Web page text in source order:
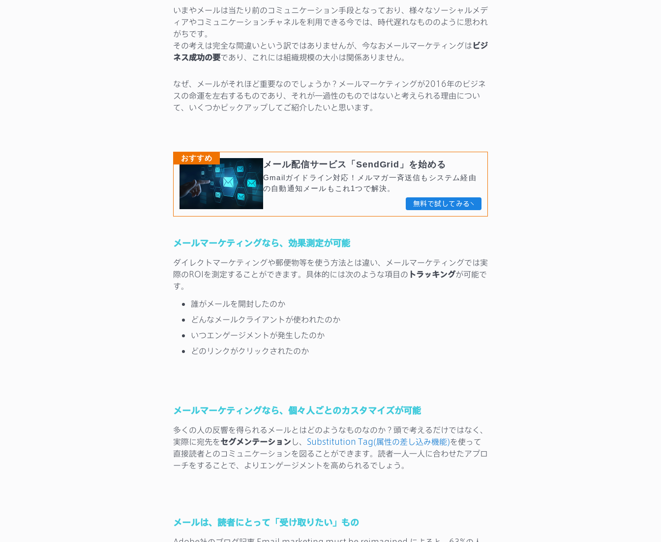
いまやメールは当たり前のコミュニケーション手段となっており、様々なソーシャルメデ
ィアやコミュニケーションチャネルを利用できる今では、時代遅れなもののように思われ
がちです。
その考えは完全な間違いという訳ではありませんが、今なおメールマーケティングはビジ
ネス成功の要であり、これには組織規模の大小は関係ありません。
なぜ、メールがそれほど重要なのでしょうか？メールマーケティングが2016年のビジネ
スの命運を左右するものであり、それが一過性のものではないと考えられる理由につい
て、いくつかピックアップしてご紹介したいと思います。
おすすめ
メール配信サービス「SendGrid」を始める
Gmailガイドライン対応！メルマガ一斉送信もシステム経由
の自動通知メールもこれ1つで解決。
無料で試してみる
メールマーケティングなら、効果測定が可能
ダイレクトマーケティングや郵便物等を使う方法とは違い、メールマーケティングでは実
際のROIを測定することができます。具体的には次のような項目の トラッキングが可能で
す。
誰がメールを開封したのか
どんなメールクライアントが使われたのか
いつエンゲージメントが発生したのか
どのリンクがクリックされたのか
メールマーケティングなら、個々人ごとのカスタマイズが可能
多くの人の反響を得られるメールとはどのようなものなのか？頭で考えるだけではなく、
実際に宛先をセグメンテーションし、 Substitution Tag(属性の差し込み機能)を使って
直接読者とのコミュニケーションを図ることができます。読者一人一人に合わせたアプロ
ーチをすることで、よりエンゲージメントを高められるでしょう。
メールは、読者にとって「受け取りたい」もの